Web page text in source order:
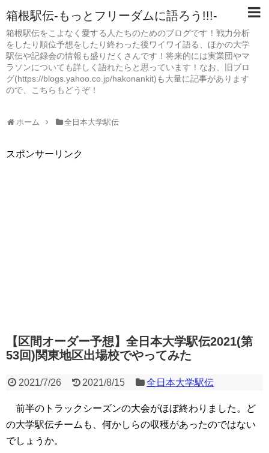
箱根駅伝-もっとフリーダムに語ろう!!!-
箱根駅伝をこよなく愛する人たちのためのブログです！戦力分析
をしたり順位予想をしたり終わった後ワイワイ語る、ほかの大学
駅伝や記録会の情報も盛りだくさんです！将来的には実業団やマ
ラソンについても詳しく語れたらと思っています！なお、旧ブロ
グ(https://blogs.yahoo.co.jp/hakonankit)も大量に記事があります
ので、こちらもどうぞ！
ホーム 全日本大学駅伝
スポンサーリンク
【区間オーダー予想】全日本大学駅伝2021(第
53回)関東地区出場校でやってみた
2021/7/26 2021/8/15 全日本大学駅伝
前半のトラックシーズンの大会がほぼ終わりました。ど
の大学駅伝チームも、何かしらの収穫があったのではない
でしょうか。